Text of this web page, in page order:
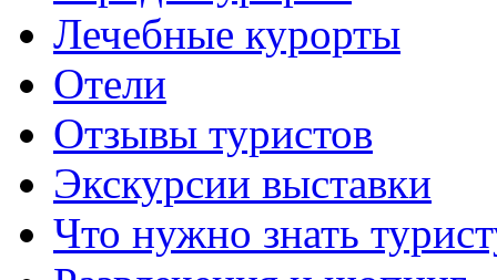
Лечебные курорты
Отели
Отзывы туристов
Экскурсии выставки
Что нужно знать